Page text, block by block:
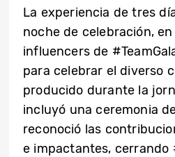
La experiencia de tres
noche de celebración,
influencers de
para celebrar el diverso
producido durante la
incluyó una ceremonia
reconoció las
e impactantes, cerrando